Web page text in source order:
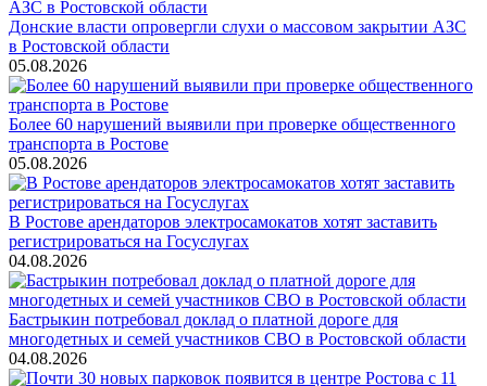
Донские власти опровергли слухи о массовом закрытии АЗС
в Ростовской области
05.08.2026
Более 60 нарушений выявили при проверке общественного
транспорта в Ростове
05.08.2026
В Ростове арендаторов электросамокатов хотят заставить
регистрироваться на Госуслугах
04.08.2026
Бастрыкин потребовал доклад о платной дороге для
многодетных и семей участников СВО в Ростовской области
04.08.2026